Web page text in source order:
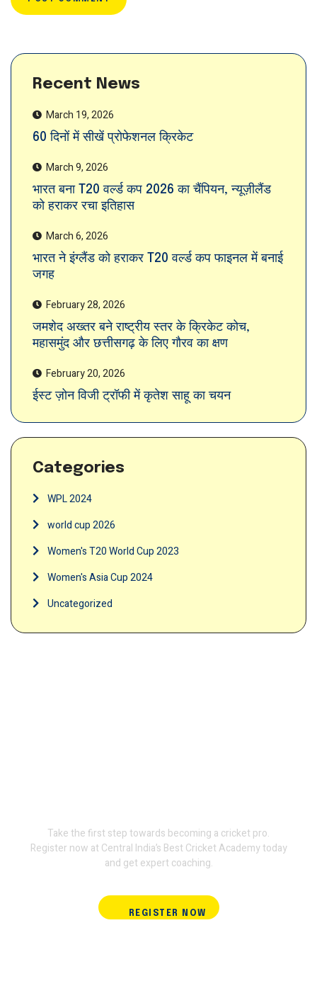
Recent News
March 19, 2026
60 दिनों में सीखें प्रोफेशनल क्रिकेट
March 9, 2026
भारत बना T20 वर्ल्ड कप 2026 का चैंपियन, न्यूज़ीलैंड
को हराकर रचा इतिहास
March 6, 2026
भारत ने इंग्लैंड को हराकर T20 वर्ल्ड कप फाइनल में बनाई
जगह
February 28, 2026
जमशेद अख्तर बने राष्ट्रीय स्तर के क्रिकेट कोच,
महासमुंद और छत्तीसगढ़ के लिए गौरव का क्षण
February 20, 2026
ईस्ट ज़ोन विजी ट्रॉफी में कृतेश साहू का चयन
Categories
WPL 2024
world cup 2026
Women's T20 World Cup 2023
Women's Asia Cup 2024
Uncategorized
Take the first step towards becoming a cricket pro.
Register now at Central India’s Best Cricket Academy today
and get expert coaching.
REGISTER NOW